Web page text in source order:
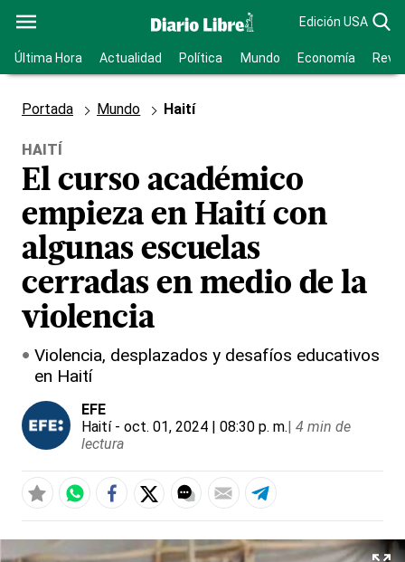
Edición USA
Última Hora Actualidad Política Mundo Economía
Portada Mundo Haití
HAITÍ
El curso académico
empieza en Haití con
algunas escuelas
cerradas en medio de la
violencia
Violencia, desplazados y desafíos educativos
en Haití
EFE
Haití- oct. 01, 2024 | 08:30 p. m.| 4 min de
lectura